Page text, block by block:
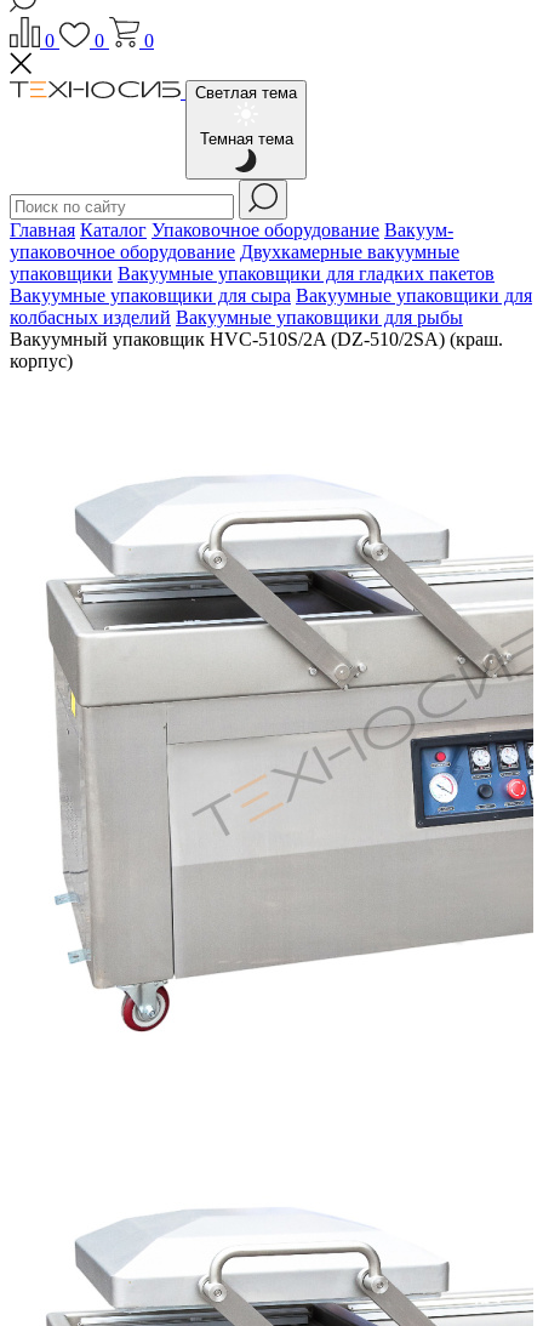
0 0 0
Светлая тема
Темная тема
Главная Каталог Упаковочное оборудование Вакуум-
упаковочное оборудование Двухкамерные вакуумные
упаковщики Вакуумные упаковщики для гладких пакетов
Вакуумные упаковщики для сыра Вакуумные упаковщики для
колбасных изделий Вакуумные упаковщики для рыбы
Вакуумный упаковщик HVC-510S/2A (DZ-510/2SA) (краш.
корпус)